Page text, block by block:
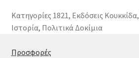
Κατηγορίες 1821, Εκδόσεις Κουκκίδα,
Ιστορία, Πολιτικά Δοκίμια
Προσφορές